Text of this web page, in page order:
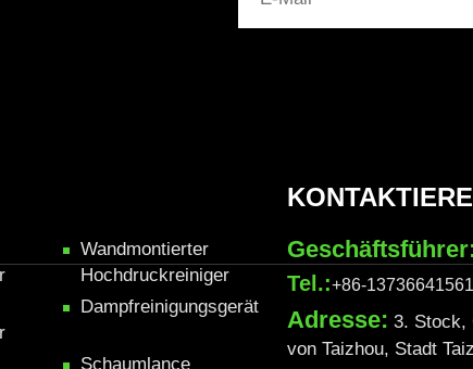
Wandmontierter
Hochdruckreiniger
Dampfreinigungsgerät
Schaumlance
Tel.:+86-13736641561
Adresse: 3. Stock,
von Taizhou, Stadt